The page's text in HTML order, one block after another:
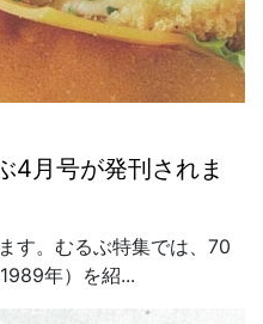
月号が発刊されま
す。むるぶ特集では、70
年）を紹...